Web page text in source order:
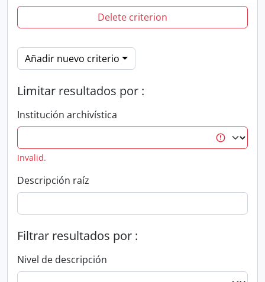
Delete criterion
Añadir nuevo criterio
Limitar resultados por :
Institución archivística
Invalid.
Descripción raíz
Filtrar resultados por :
Nivel de descripción